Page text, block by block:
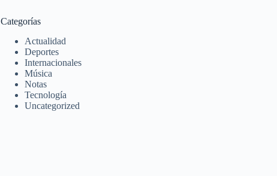
Categorías
Actualidad
Deportes
Internacionales
Música
Notas
Tecnología
Uncategorized